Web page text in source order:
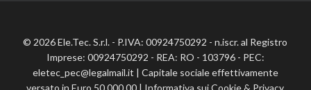
© 2026 Ele.Tec. S.r.l. - P.IVA: 00924750292 - n.iscr. al Registro
Imprese: 00924750292 - REA: RO - 103796 - PEC:
eletec_pec@legalmail.it | Capitale sociale effettivamente
versato in Euro 50.000,00 | Informativa sui Cookie& Privacy